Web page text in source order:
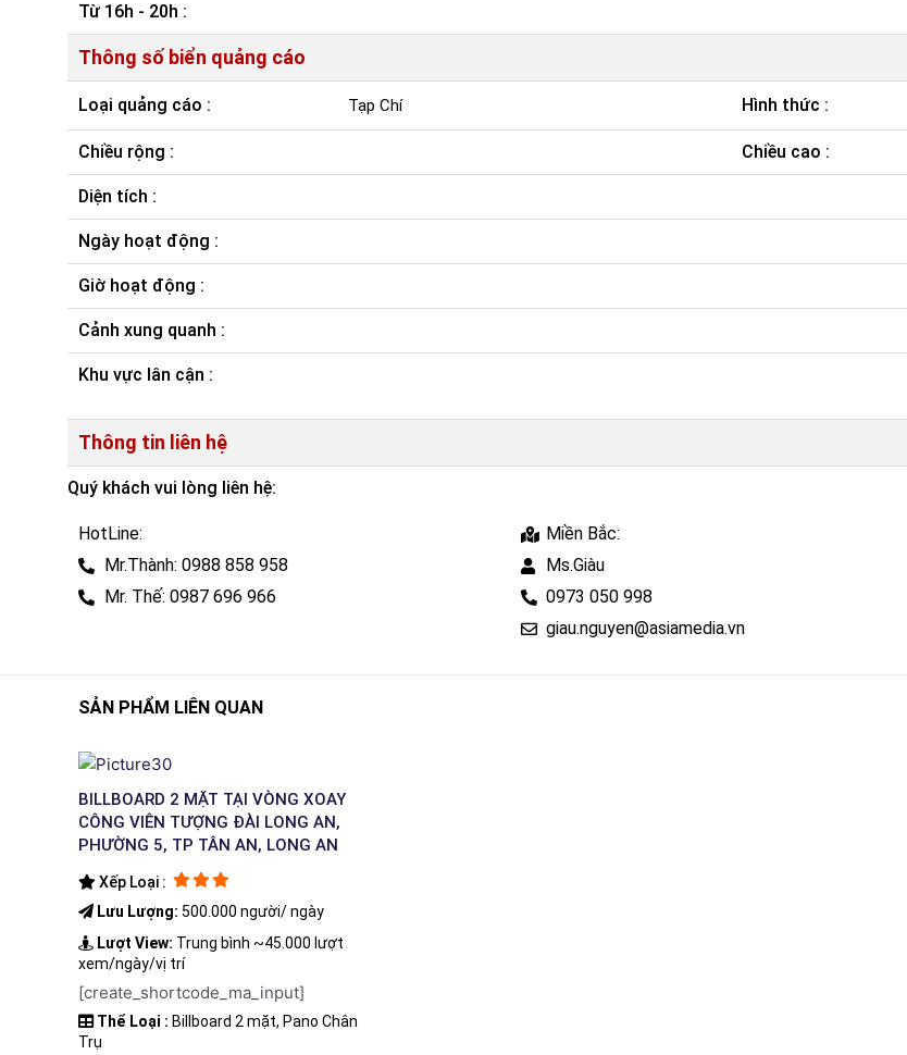
Từ 16h - 20h :
Thông số biển quảng cáo
Loại quảng cáo : Tạp Chí Hình thức :
Chiều rộng : Chiều cao :
Diện tích :
Ngày hoạt động :
Giờ hoạt động :
Cảnh xung quanh :
Khu vực lân cận :
Thông tin liên hệ
Quý khách vui lòng liên hệ:
HotLine:
Mr.Thành: 0988 858 958
Mr. Thế: 0987 696 966
Miền Bắc:
Ms.Giàu
0973 050 998
giau.nguyen@asiamedia.vn
SẢN PHẨM LIÊN QUAN
BILLBOARD 2 MẶT TẠI VÒNG XOAY
CÔNG VIÊN TƯỢNG ĐÀI LONG AN,
PHƯỜNG 5, TP TÂN AN, LONG AN
Xếp Loại :
Lưu Lượng: 500.000 người/ ngày
Lượt View: Trung bình ~45.000 lượt
xem/ngày/vị trí
[create_shortcode_ma_input]
Thể Loại : Billboard 2 mặt, Pano Chân
Trụ